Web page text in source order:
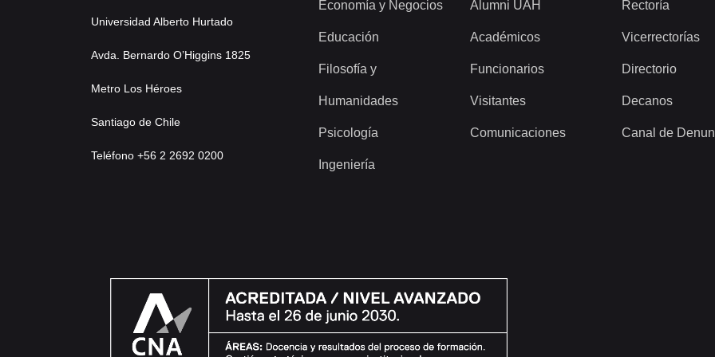
Universidad Alberto Hurtado
Avda. Bernardo O’Higgins 1825
Metro Los Héroes
Santiago de Chile
Teléfono +56 2 2692 0200
Economía y Negocios
Educación
Filosofía y
Humanidades
Psicología
Ingeniería
Alumni UAH
Académicos
Funcionarios
Visitantes
Comunicaciones
Rectoría
Vicerrectorías
Directorio
Decanos
Canal de